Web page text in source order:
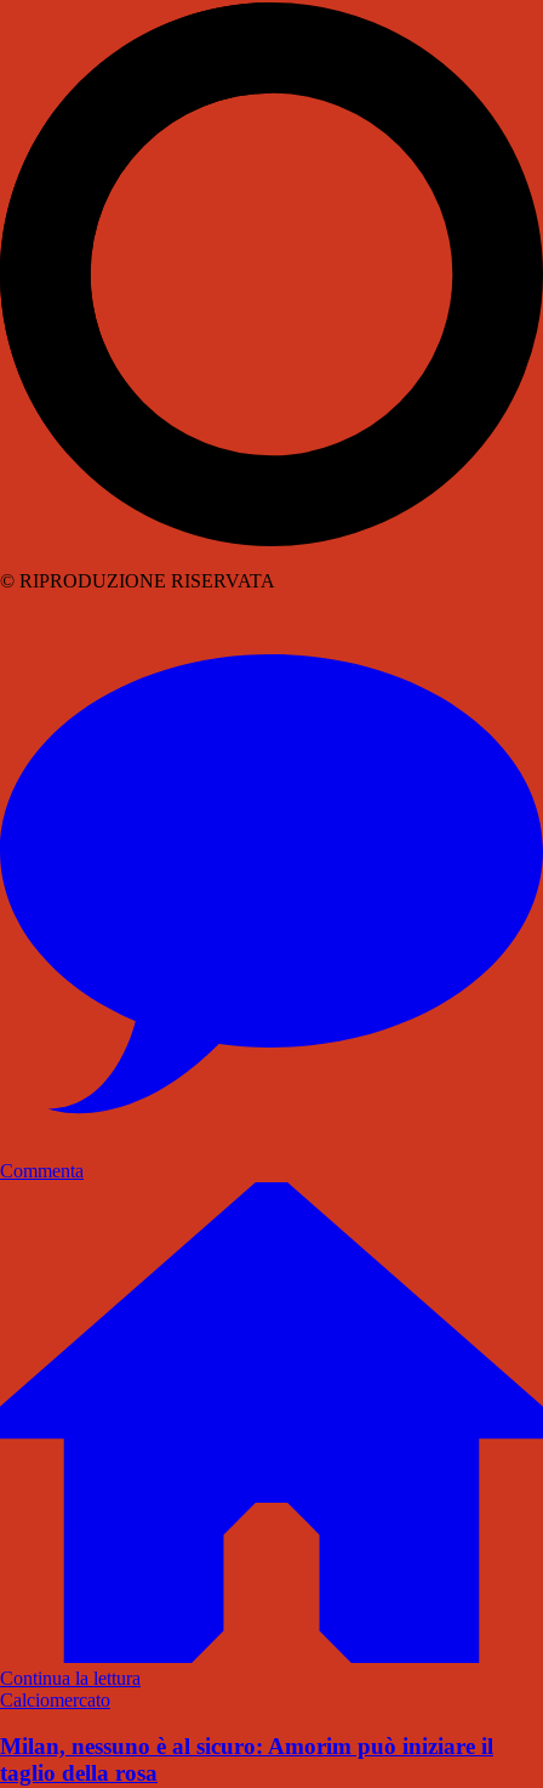
© RIPRODUZIONE RISERVATA
Commenta
Continua la lettura
Calciomercato
Milan, nessuno è al sicuro: Amorim può iniziare il
taglio della rosa